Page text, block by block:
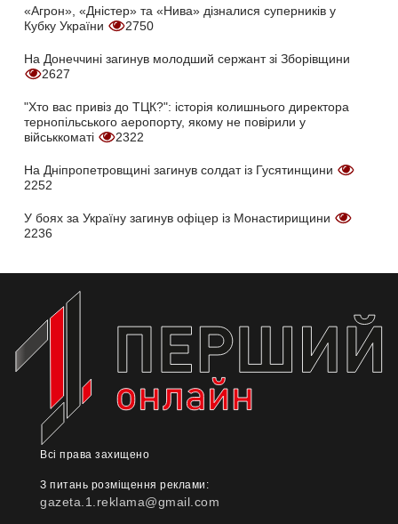
«Агрон», «Дністер» та «Нива» дізналися суперників у
Кубку України
2750
На Донеччині загинув молодший сержант зі Зборівщини
2627
"Хто вас привіз до ТЦК?": історія колишнього директора
тернопільського аеропорту, якому не повірили у
військкоматі
2322
На Дніпропетровщині загинув солдат із Гусятинщини
2252
У боях за Україну загинув офіцер із Монастирищини
2236
Всі права захищено
З питань розміщення реклами:
gazeta.1.reklama@gmail.com